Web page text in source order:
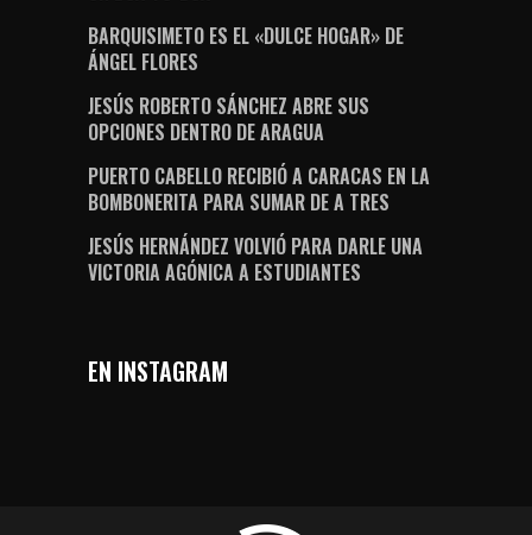
BARQUISIMETO ES EL «DULCE HOGAR» DE
ÁNGEL FLORES
JESÚS ROBERTO SÁNCHEZ ABRE SUS
OPCIONES DENTRO DE ARAGUA
PUERTO CABELLO RECIBIÓ A CARACAS EN LA
BOMBONERITA PARA SUMAR DE A TRES
JESÚS HERNÁNDEZ VOLVIÓ PARA DARLE UNA
VICTORIA AGÓNICA A ESTUDIANTES
EN INSTAGRAM